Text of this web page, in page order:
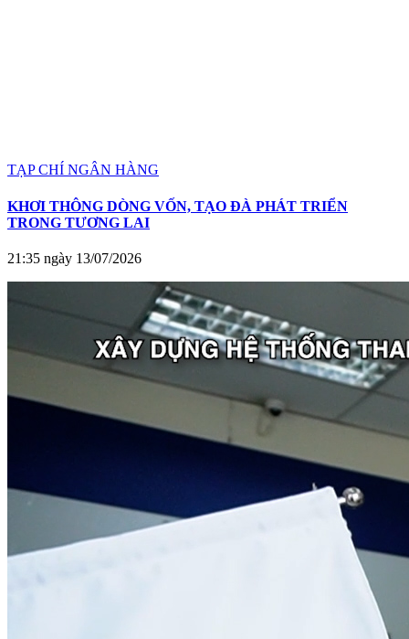
TẠP CHÍ NGÂN HÀNG
KHƠI THÔNG DÒNG VỐN, TẠO ĐÀ PHÁT TRIỂN
TRONG TƯƠNG LAI
21:35 ngày 13/07/2026